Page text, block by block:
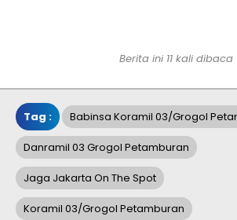
Berita ini 11 kali dibaca
Tag : Babinsa Koramil 03/Grogol
Danramil 03 Grogol Petamburan
Jaga Jakarta On The Spot
Koramil 03/Grogol Petamburan